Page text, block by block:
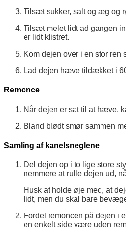
Tilsæt sukker, salt og æg og
Tilsæt melet lidt ad gangen
er lidt klistret.
Kom dejen over i en stor ren
Lad dejen hæve tildækket i
Remonce
Når dejen er sat til at hæve,
Bland blødt smør sammen
Samling af kanelsneglene
Del dejen op i to lige store
nemmere at rulle dejen ud,
Husk at holde øje med, at
lidt, men du skal bare
Fordel remoncen på dejen i
en enkelt side være uden